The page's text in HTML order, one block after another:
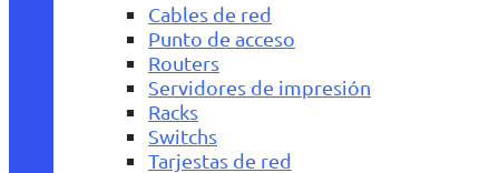
Cables de red
Punto de acceso
Routers
Servidores de impresión
Racks
Switchs
Tarjestas de red